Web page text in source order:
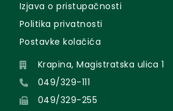
Izjava o pristupačnosti
Politika privatnosti
Postavke kolačića
Krapina, Magistratska ulica 1
049/329-111
049/329-255